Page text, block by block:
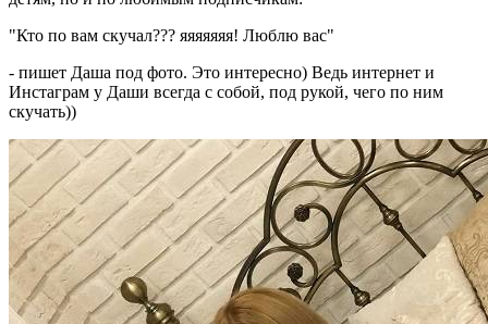
"Кто по вам скучал??? яяяяяяя! Люблю вас"
- пишет Даша под фото. Это интересно) Ведь интернет и
Инстаграм у Даши всегда с собой, под рукой, чего по ним
скучать))